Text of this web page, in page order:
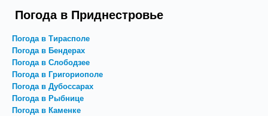
Погода в Приднестровье
Погода в Тирасполе
Погода в Бендерах
Погода в Слободзее
Погода в Григориополе
Погода в Дубоссарах
Погода в Рыбнице
Погода в Каменке